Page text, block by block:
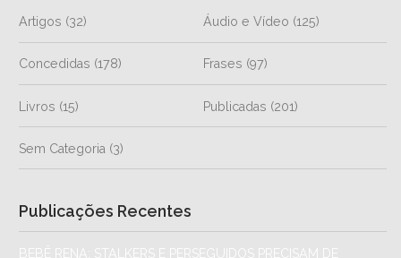
Artigos (32) Áudio e Vídeo (125)
Concedidas (178) Frases (97)
Livros (15) Publicadas (201)
Sem Categoria (3)
Publicações Recentes
BEBÊ RENA: STALKERS E PERSEGUIDOS PRECISAM DE